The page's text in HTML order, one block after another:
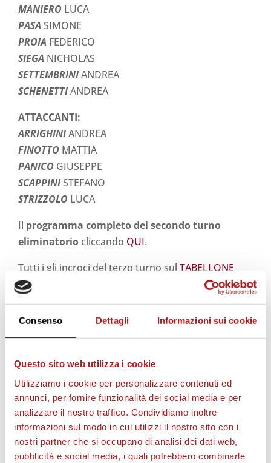
Consenso Dettagli Informazioni sui cookie
Questo sito web utilizza i cookie
Utilizziamo i cookie per personalizzare contenuti ed
annunci, per fornire funzionalità dei social media e per
analizzare il nostro traffico. Condividiamo inoltre
informazioni sul modo in cui utilizzi il nostro sito con i
nostri partner che si occupano di analisi dei dati web,
pubblicità e social media, i quali potrebbero combinarle
MANIERO LUCA
PASA SIMONE
PROIA FEDERICO
SIEGA NICHOLAS
SETTEMBRINIANDREA
SCHENETTIANDREA
ATTACCANTI:
ARRIGHINIANDREA
FINOTTO MATTIA
PANICO GIUSEPPE
SCAPPINISTEFANO
STRIZZOLO LUCA
Il programma completo del secondo turno
eliminatorio cliccando QUI.
Tutti i gli incroci del terzo turno sul TABELLONE
della
STAGIONE 2026/27